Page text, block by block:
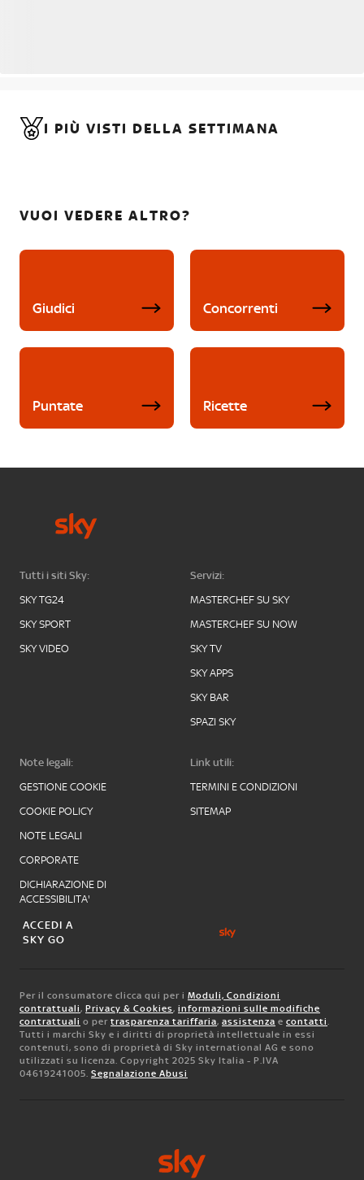
I PIÙ VISTI DELLA SETTIMANA
VUOI VEDERE ALTRO?
Giudici Concorrenti
Puntate Ricette
Tutti i siti Sky:
SKY TG24
SKY SPORT
SKY VIDEO
Servizi:
MASTERCHEF SU SKY
MASTERCHEF SU NOW
SKY TV
SKY APPS
SKY BAR
SPAZI SKY
Note legali:
GESTIONE COOKIE
COOKIE POLICY
NOTE LEGALI
CORPORATE
DICHIARAZIONE DI
ACCESSIBILITA'
Link utili:
TERMINI E CONDIZIONI
SITEMAP
ACCEDI A
SKY GO
Per il consumatore clicca qui per i Moduli, Condizioni
contrattuali, Privacy & Cookies, informazioni sulle modifiche
contrattuali o per trasparenza tariffaria, assistenza e contatti.
Tutti i marchi Sky e i diritti di proprietà intellettuale in essi
contenuti, sono di proprietà di Sky international AG e sono
utilizzati su licenza. Copyright 2025 Sky Italia - P.IVA
04619241005. Segnalazione Abusi